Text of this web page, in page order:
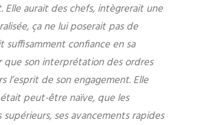
Elle aurait des chefs, intègrerait une
ça ne lui poserait pas de
suffisamment confiance en sa
son interprétation des ordres
l’esprit de son engagement. Elle
peut-être naïve, que les
ses avancements rapides